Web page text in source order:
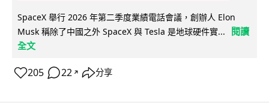
SpaceX 舉行 2026 年第二季度業績電話會議，創辦人 Elon
Musk 稱除了中國之外 SpaceX 與 Tesla 是地球硬件實...
閱讀
全文
205 22 ↗ 分享